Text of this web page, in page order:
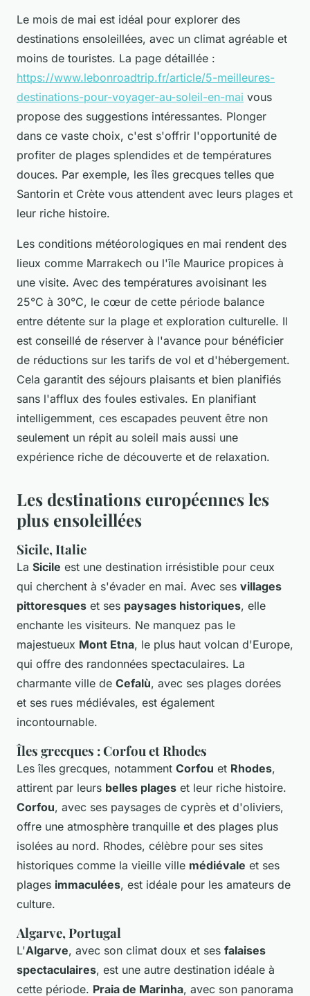
Le mois de mai est idéal pour explorer des
destinations ensoleillées, avec un climat agréable et
moins de touristes. La page détaillée :
https://www.lebonroadtrip.fr/article/5-meilleures-
destinations-pour-voyager-au-soleil-en-mai vous
propose des suggestions intéressantes. Plonger
dans ce vaste choix, c'est s'offrir l'opportunité de
profiter de plages splendides et de températures
douces. Par exemple, les îles grecques telles que
Santorin et Crète vous attendent avec leurs plages et
leur riche histoire.
Les conditions météorologiques en mai rendent des
lieux comme Marrakech ou l'île Maurice propices à
une visite. Avec des températures avoisinant les
25°C à 30°C, le cœur de cette période balance
entre détente sur la plage et exploration culturelle. Il
est conseillé de réserver à l'avance pour bénéficier
de réductions sur les tarifs de vol et d'hébergement.
Cela garantit des séjours plaisants et bien planifiés
sans l'afflux des foules estivales. En planifiant
intelligemment, ces escapades peuvent être non
seulement un répit au soleil mais aussi une
expérience riche de découverte et de relaxation.
Les destinations européennes les
plus ensoleillées
Sicile, Italie
La Sicile est une destination irrésistible pour ceux
qui cherchent à s'évader en mai. Avec ses villages
pittoresques et ses paysages historiques, elle
enchante les visiteurs. Ne manquez pas le
majestueux Mont Etna, le plus haut volcan d'Europe,
qui offre des randonnées spectaculaires. La
charmante ville de Cefalù, avec ses plages dorées
et ses rues médiévales, est également
incontournable.
Îles grecques : Corfou et Rhodes
Les îles grecques, notamment Corfou et Rhodes,
attirent par leurs belles plages et leur riche histoire.
Corfou, avec ses paysages de cyprès et d'oliviers,
offre une atmosphère tranquille et des plages plus
isolées au nord. Rhodes, célèbre pour ses sites
historiques comme la vieille ville médiévale et ses
plages immaculées, est idéale pour les amateurs de
culture.
Algarve, Portugal
L'Algarve, avec son climat doux et ses falaises
spectaculaires, est une autre destination idéale à
cette période. Praia de Marinha, avec son panorama